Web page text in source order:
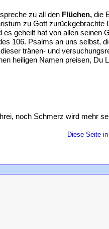
zu all den Flüchen, die
zu Gott zurückgebrachte
geheilt hat von allen seinen
106. Psalms an uns selbst,
tränen- und
heiligen Namen preisen, Du
noch Schmerz wird mehr
Diese Seite